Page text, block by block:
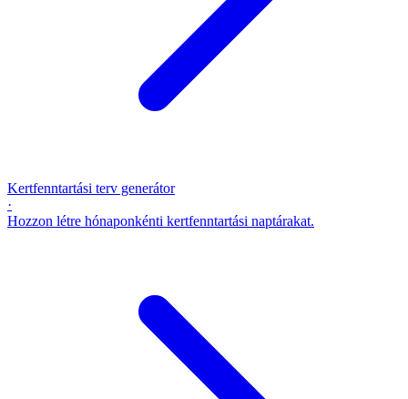
Kertfenntartási terv generátor
·
Hozzon létre hónaponkénti kertfenntartási naptárakat.